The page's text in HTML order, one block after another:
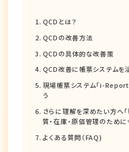
QCDとは？
QCDの改善方法
QCDの具体的な改善策
QCD改善に帳票システムを
現場帳票システム「i-
う
さらに理解を深めたい方へ
質・在庫・原価管理のために
よくある質問（FAQ)